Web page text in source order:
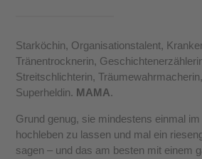
Starköchin, Organisationstalent,
Tränentrocknerin,
Streitschlichterin,
Superheldin. MAMA.
Grund genug, sie mindestens einmal
hochleben zu lassen und mal ein
sagen – und das am besten mit einem